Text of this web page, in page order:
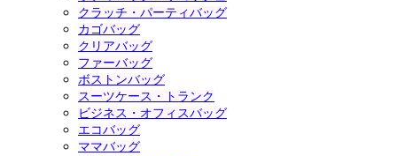
クラッチ・パーティバッグ
カゴバッグ
クリアバッグ
ファーバッグ
ボストンバッグ
スーツケース・トランク
ビジネス・オフィスバッグ
エコバッグ
ママバッグ